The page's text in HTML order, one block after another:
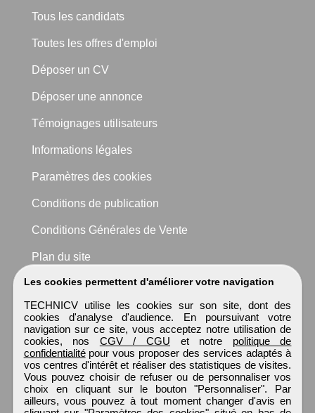
Les cookies permettent d'améliorer votre navigation
TECHNICV utilise les cookies sur son site, dont des
cookies d'analyse d'audience. En poursuivant votre
navigation sur ce site, vous acceptez notre utilisation de
cookies, nos CGV / CGU et notre politique de
confidentialitépour vous proposer des services adaptés à
vos centres d'intérêt et réaliser des statistiques de visites.
Vous pouvez choisir de refuser ou de personnaliser vos
choix en cliquant sur le bouton "Personnaliser". Par
ailleurs, vous pouvez à tout moment changer d'avis en
Tous les candidats
Toutes les offres d'emploi
Déposer un CV
Déposer une annonce
Témoignages utilisateurs
Informations légales
Paramètres des cookies
Conditions de publication
Conditions Générales de Vente
Plan du site